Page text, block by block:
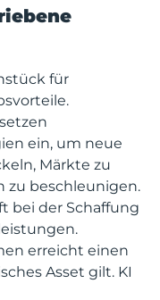
für
ein, um neue
Märkte zu
zu beschleunigen.
bei der Schaffung
erreicht einen
Asset gilt. KI